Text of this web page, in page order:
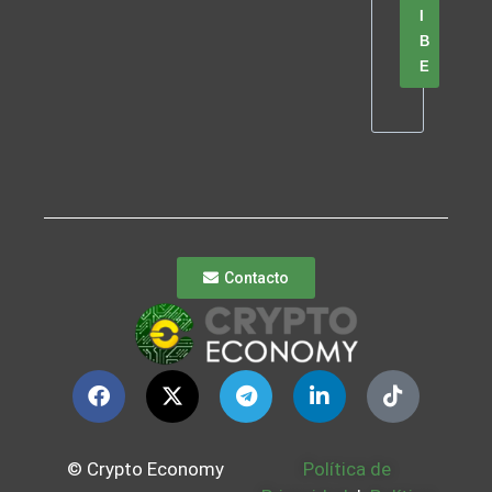
I
B
E
Contacto
© Crypto Economy
Política de